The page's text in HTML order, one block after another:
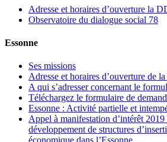
Adresse et horaires d’ouverture la
Observatoire du dialogue social 78
Essonne
Ses missions
Adresse et horaires d’ouverture de
A qui s’adresser concernant le
Téléchargez le formulaire de
Essonne : Activité partielle et
Appel à manifestation d’intérêt
développement de structures